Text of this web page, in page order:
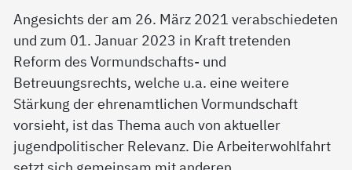
Angesichts der am 26. März 2021 verabschiedeten
und zum 01. Januar 2023 in Kraft tretenden
Reform des Vormundschafts- und
Betreuungsrechts, welche u.a. eine weitere
Stärkung der ehrenamtlichen Vormundschaft
vorsieht, ist das Thema auch von aktueller
jugendpolitischer Relevanz. Die Arbeiterwohlfahrt